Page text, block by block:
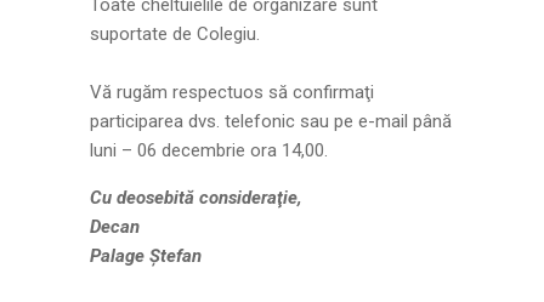
Toate cheltuielile de organizare sunt
suportate de Colegiu.
Vă rugăm respectuos să confirmaţi
participarea dvs. telefonic sau pe e-mail până
luni – 06 decembrie ora 14,00.
Cu deosebită consideraţie,
Decan
Palage Ştefan